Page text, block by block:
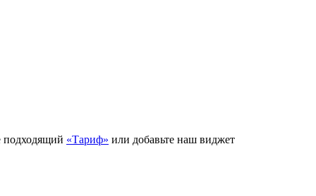
подходящий «Тариф» или добавьте наш виджет